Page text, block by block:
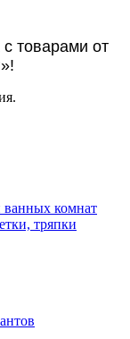
с товарами от
ванных комнат
тряпки